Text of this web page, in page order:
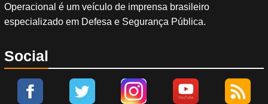
Operacional é um veículo de imprensa brasileiro
especializado em Defesa e Segurança Pública.
Social